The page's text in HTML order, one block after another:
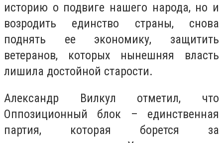
историю о подвиге нашего народа, но и
возродить единство страны, снова
поднять ее экономику, защитить
ветеранов, которых нынешняя власть
лишила достойной старости.
Александр Вилкул отметил, что
Оппозиционный блок – единственная
партия, которая борется за